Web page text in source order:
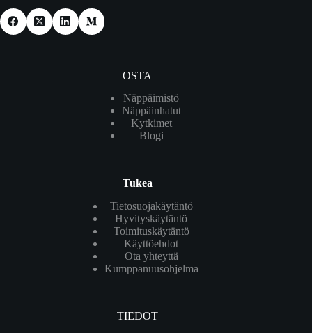
OSTA
Näppäimistö
Näppäinhatut
Kytkimet
Blogi
Tukea
Tietosuojakäytäntö
Hyvityskäytäntö
Toimituskäytäntö
Käyttöehdot
Ota yhteyttä
Kumppanuusohjelma
TIEDOT